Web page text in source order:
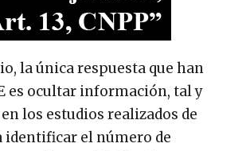
la única respuesta que han
es ocultar información, tal y
los estudios realizados de
identificar el número de